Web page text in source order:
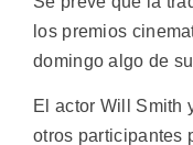
los premios
domingo algo de
El actor Will Smith
otros participantes